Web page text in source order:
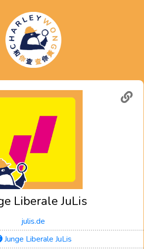
Liberale JuLis
julis.de
Junge Liberale JuLis